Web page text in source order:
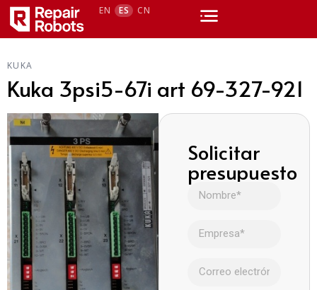
EN ES CN
KUKA
Kuka 3psi5-67i art 69-327-921
Solicitar
presupuesto